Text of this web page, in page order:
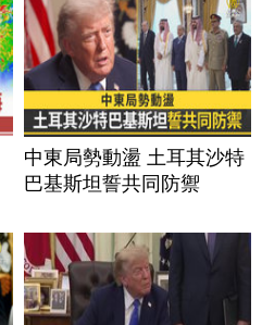
中東局勢動盪 土耳其沙特
巴基斯坦誓共同防禦